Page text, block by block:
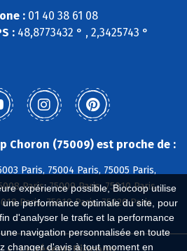
expérience possible, Biocoop utilise
performance optimale du site, pour
d'analyser le trafic et la performance
navigation personnalisée en toute
changer d'avis à tout moment en
:01 40 38 61 08
:48,8773432 ° , 2,3425743 °
Choron (75009) est proche de :
Paris, 75004 Paris, 75005 Paris,
Paris, 75009 Paris, 75010 Paris,
Paris, 75019 Paris, 75020 Paris